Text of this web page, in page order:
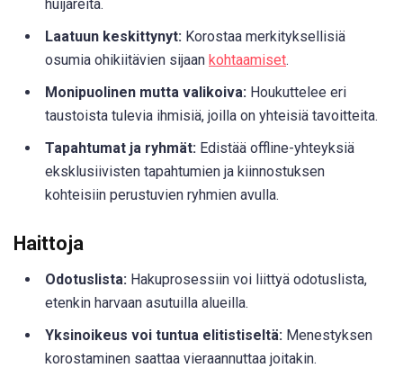
huijareita.
Laatuun keskittynyt: Korostaa merkityksellisiä
osumia ohikiitävien sijaan kohtaamiset.
Monipuolinen mutta valikoiva: Houkuttelee eri
taustoista tulevia ihmisiä, joilla on yhteisiä tavoitteita.
Tapahtumat ja ryhmät: Edistää offline-yhteyksiä
eksklusiivisten tapahtumien ja kiinnostuksen
kohteisiin perustuvien ryhmien avulla.
Haittoja
Odotuslista: Hakuprosessiin voi liittyä odotuslista,
etenkin harvaan asutuilla alueilla.
Yksinoikeus voi tuntua elitistiseltä: Menestyksen
korostaminen saattaa vieraannuttaa joitakin.